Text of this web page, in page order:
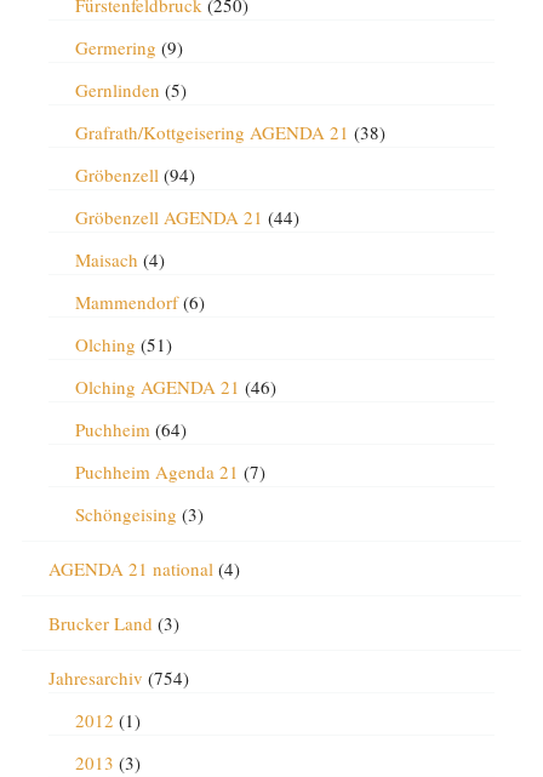
Fürstenfeldbruck(250)
Germering (9)
Gernlinden (5)
Grafrath/Kottgeisering AGENDA 21 (38)
Gröbenzell(94)
Gröbenzell AGENDA 21 (44)
Maisach (4)
Mammendorf(6)
Olching (51)
Olching AGENDA 21 (46)
Puchheim(64)
Puchheim Agenda 21 (7)
Schöngeising (3)
AGENDA 21 national(4)
Brucker Land (3)
Jahresarchiv (754)
2012 (1)
2013 (3)